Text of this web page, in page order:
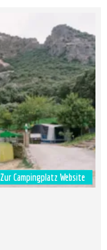
Zur Campingplatz Website